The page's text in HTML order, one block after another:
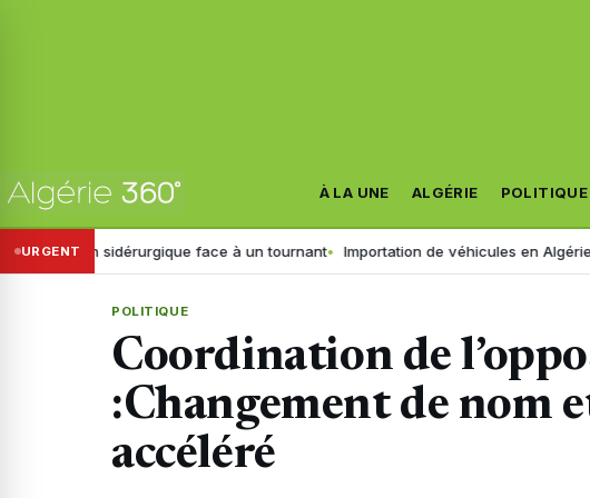
À LA UNE ALGÉRIE POLITIQUE
URGENT
sidérurgique face à un tournant Importation de véhicules en Algérie : ce
POLITIQUE
Coordination de
:Changement de nom
accéléré